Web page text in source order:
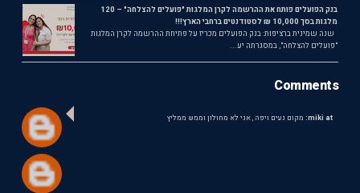
בנק הפועלים פותח את ההרשמה לקרן המלגות "פועלים להצלחה" – 120
מלגות בסך 10,000 ₪ לסטודנטים ברחבי הארץ!!!
שנה שמינית ברציפות: בנק הפועלים מכריז על פתיחת ההרשמה לקרן המלגות
"פועלים להצלחה", במסגרתה יע...
Comments
miki at: מקום נעים ויפה , אני לא מחולון וממש ממליץ